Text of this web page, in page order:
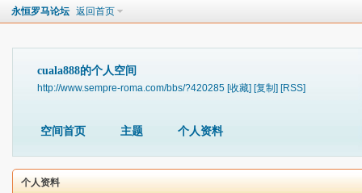
永恒罗马论坛 返回首页
cuala888的个人空间
http://www.sempre-roma.com/bbs/?420285 [收藏] [复制] [RSS]
空间首页 主题 个人资料
个人资料